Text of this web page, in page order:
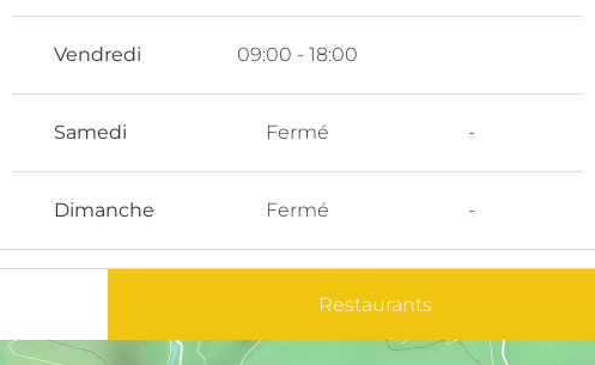
Vendredi 09:00 - 18:00
Samedi Fermé -
Dimanche Fermé -
Restaurants